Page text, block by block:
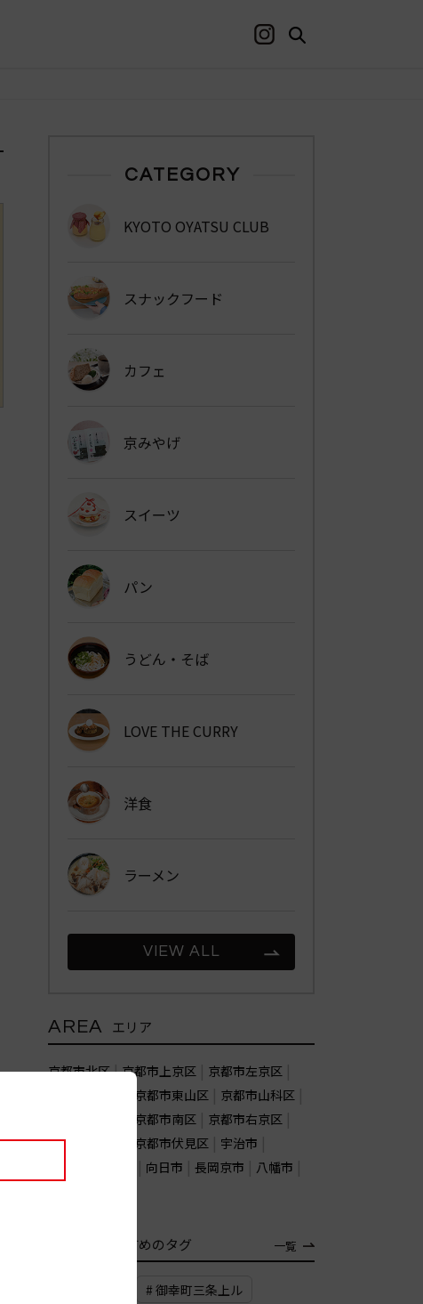
CATEGORY
KYOTO OYATSU CLUB
スナックフード
カフェ
京みやげ
スイーツ
パン
うどん・そば
LOVE THE CURRY
洋食
ラーメン
VIEW ALL
AREA エリア
京都市北区 京都市上京区
京都市左京区
京都市東山区
京都市山科区
京都市南区
京都市右京区
京都市西京区
京都市伏見区
宇治市
向日市 長岡京市
八幡市
おすすめのタグ 一覧
# 御幸町三条上ル